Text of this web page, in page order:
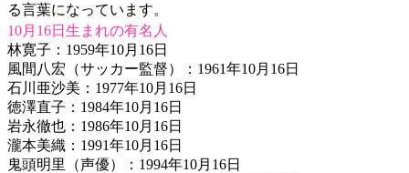
る言葉になっています。
10月16日生まれの有名人
林寛子：1959年10月16日
風間八宏（サッカー監督）：1961年10月16日
石川亜沙美：1977年10月16日
徳澤直子：1984年10月16日
岩永徹也：1986年10月16日
瀧本美織：1991年10月16日
鬼頭明里（声優）：1994年10月16日